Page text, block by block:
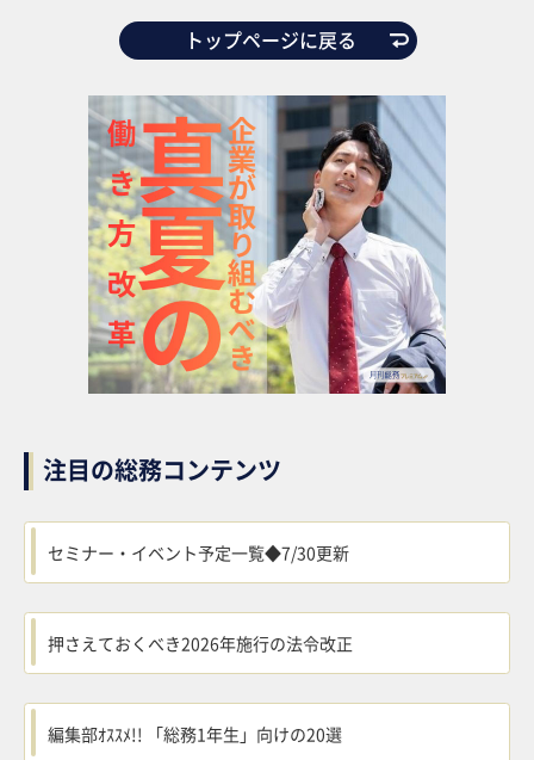
トップページに戻る
注目の総務コンテンツ
セミナー・イベント予定一覧◆7/30更新
押さえておくべき2026年施行の法令改正
編集部ｵｽｽﾒ!! 「総務1年生」向けの20選